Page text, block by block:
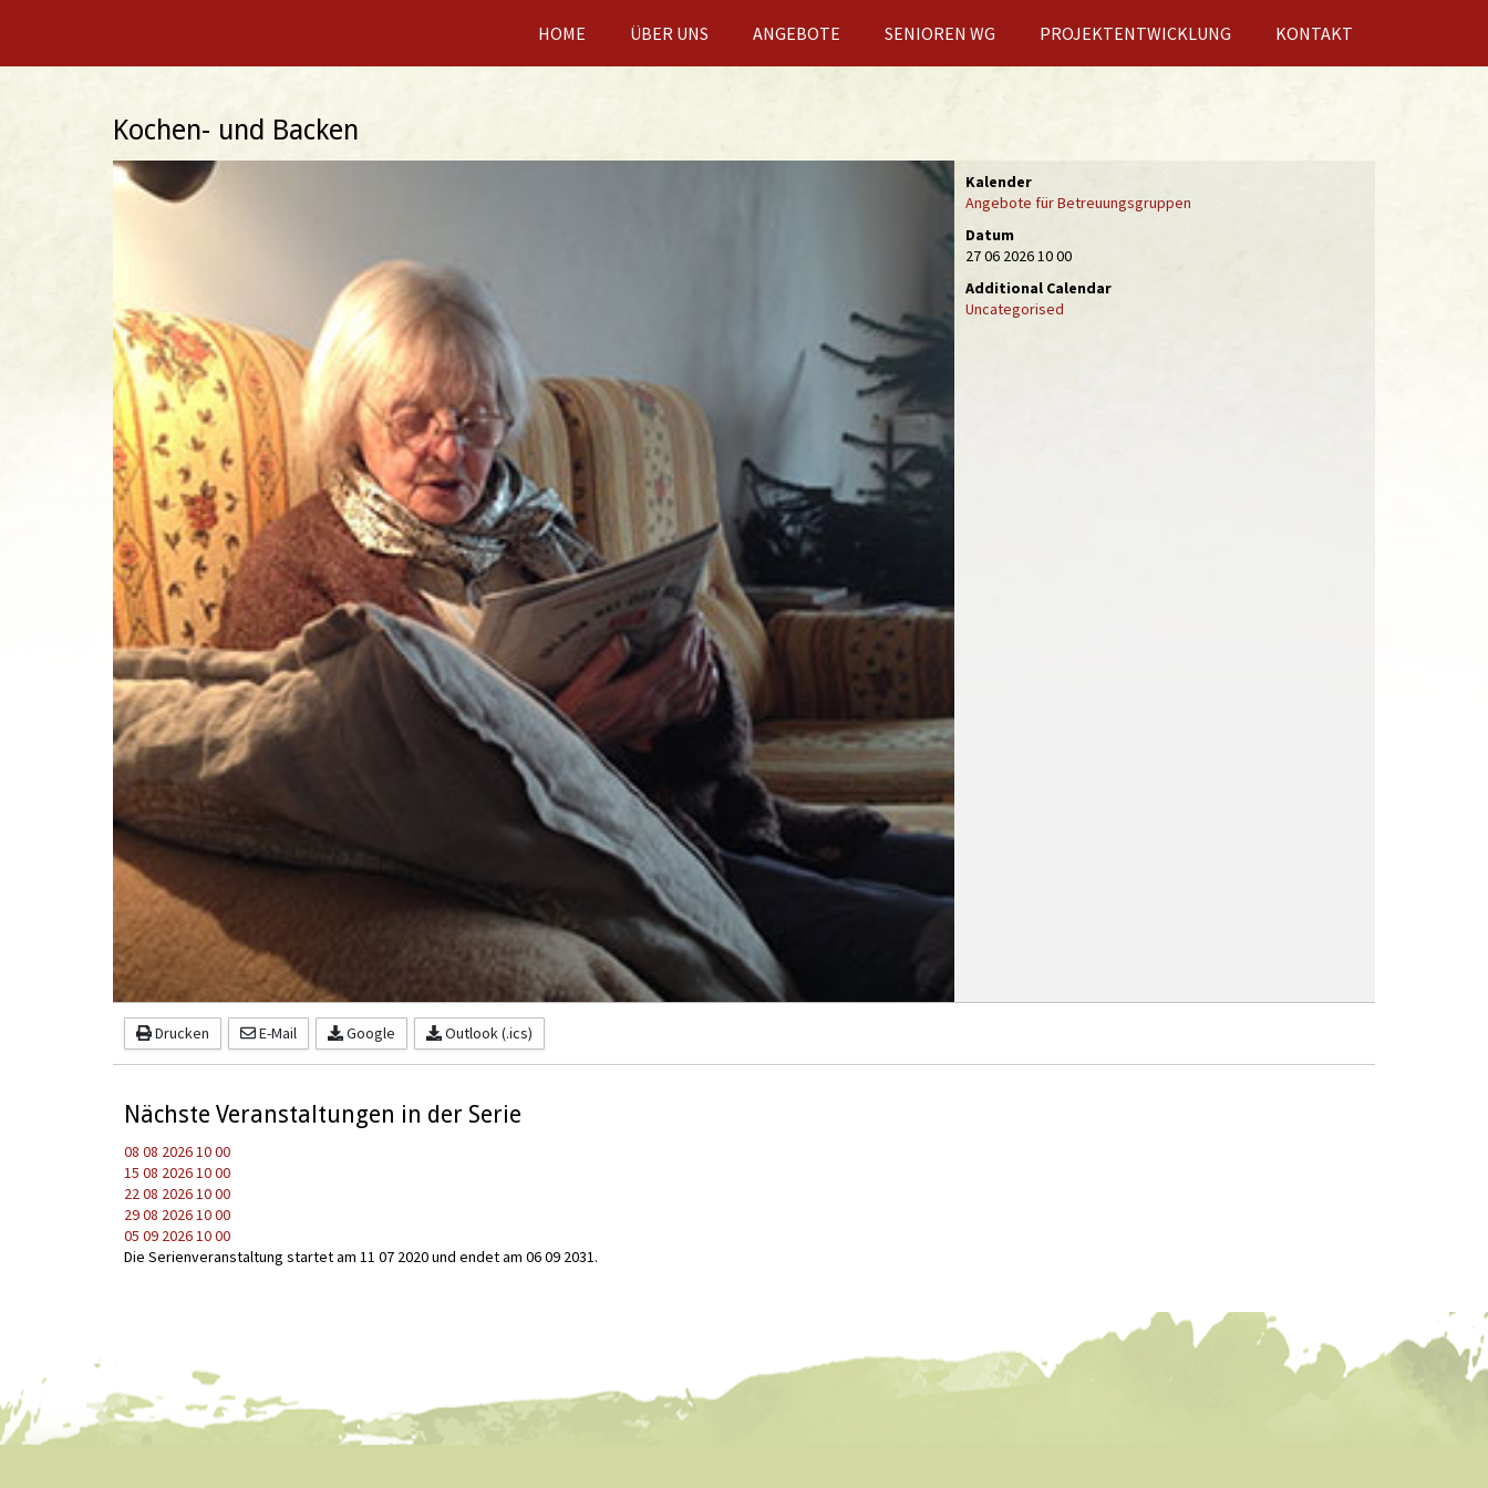
HOME ÜBER UNS ANGEBOTE SENIOREN WG PROJEKTENTWICKLUNG KONTAKT
Kochen- und Backen
Kalender
Angebote für Betreuungsgruppen
Datum
27 06 202610 00
Additional Calendar
Uncategorised
Drucken E-Mail Google Outlook (.ics)
Nächste Veranstaltungen in der Serie
08 08 202610 00
15 08 202610 00
22 08 202610 00
29 08 202610 00
05 09 202610 00
Die Serienveranstaltung startet am 11 07 2020 und endet am 06 09 2031.